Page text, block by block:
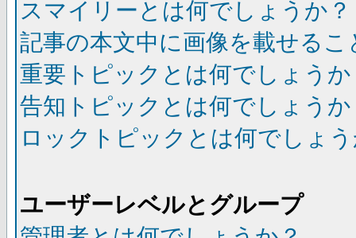
スマイリーとは何でしょうか？
記事の本文中に画像を載せる
重要トピックとは何でしょうか
告知トピックとは何でしょうか
ロックトピックとは何でしょ
ユーザーレベルとグループ